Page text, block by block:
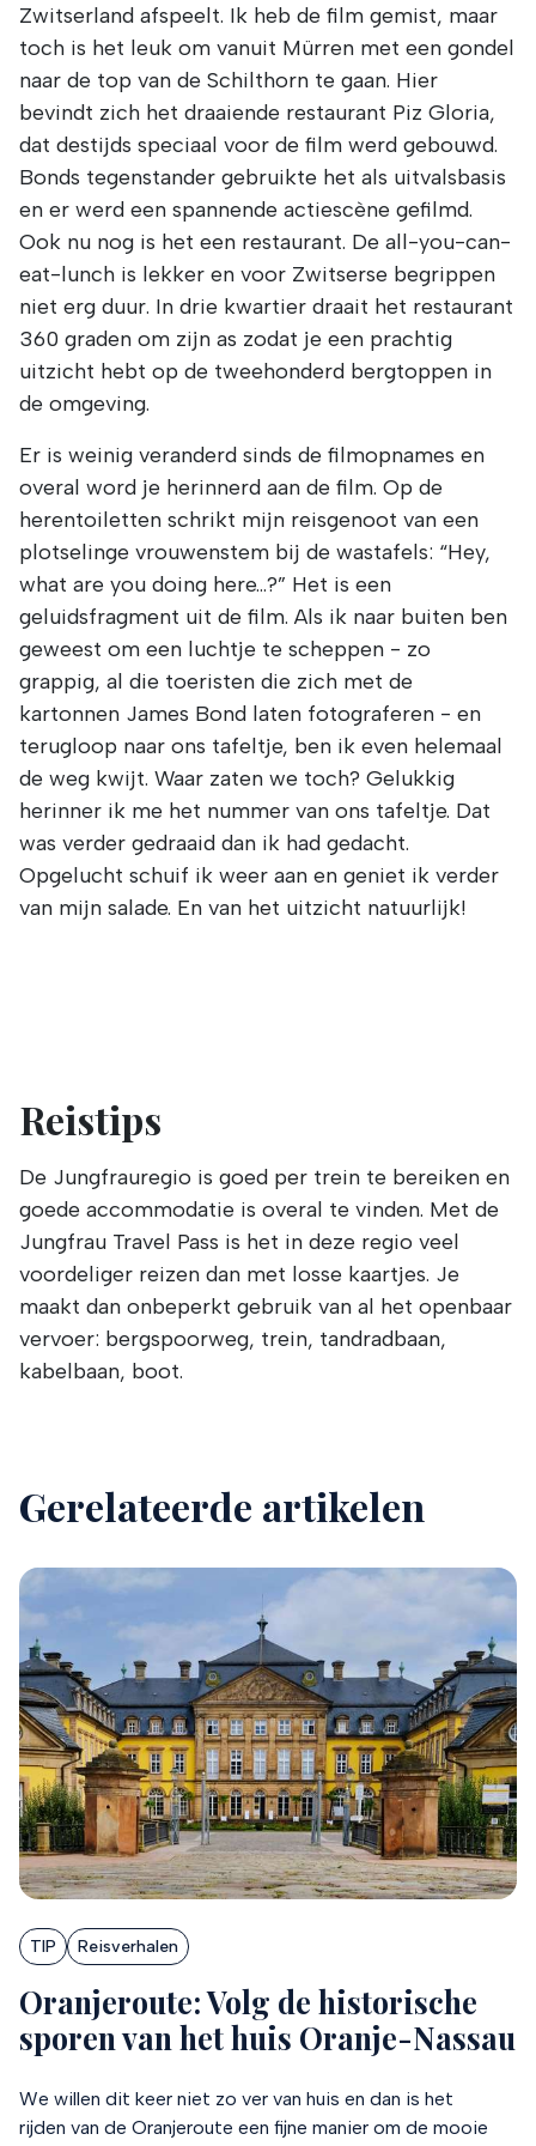
aanpassen of uw toestemming intrekken door te klikken
op het blauwe icoontje linksonder.
Lees hierover meer in onsprivacybeleiden
cookiebeleid .
Zwitserland afspeelt. Ik heb de film gemist, maar
toch is het leuk om vanuit Mürren met een gondel
naar de top van de Schilthorn te gaan. Hier
bevindt zich het draaiende restaurant Piz Gloria,
dat destijds speciaal voor de film werd gebouwd.
Bonds tegenstander gebruikte het als uitvalsbasis
en er werd een spannende actiescène gefilmd.
Ook nu nog is het een restaurant. De all-you-can-
eat-lunch is lekker en voor Zwitserse begrippen
niet erg duur. In drie kwartier draait het restaurant
360 graden om zijn as zodat je een prachtig
uitzicht hebt op de tweehonderd bergtoppen in
de omgeving.
Er is weinig veranderd sinds de filmopnames en
overal word je herinnerd aan de film. Op de
herentoiletten schrikt mijn reisgenoot van een
plotselinge vrouwenstem bij de wastafels: “Hey,
what are you doing here…?” Het is een
geluidsfragment uit de film. Als ik naar buiten ben
geweest om een luchtje te scheppen - zo
grappig, al die toeristen die zich met de
kartonnen James Bond laten fotograferen - en
terugloop naar ons tafeltje, ben ik even helemaal
de weg kwijt. Waar zaten we toch? Gelukkig
herinner ik me het nummer van ons tafeltje. Dat
was verder gedraaid dan ik had gedacht.
Opgelucht schuif ik weer aan en geniet ik verder
van mijn salade. En van het uitzicht natuurlijk!
Reistips
De Jungfrauregio is goed per trein te bereiken en
goede accommodatie is overal te vinden. Met de
Jungfrau Travel Pass is het in deze regio veel
voordeliger reizen dan met losse kaartjes. Je
maakt dan onbeperkt gebruik van al het openbaar
vervoer: bergspoorweg, trein, tandradbaan,
kabelbaan, boot.
Gerelateerde artikelen
TIP Reisverhalen
Oranjeroute: Volg de historische
sporen van het huis Oranje-Nassau
We willen dit keer niet zo ver van huis en dan is het
rijden van de Oranjeroute een fijne manier om de mooie